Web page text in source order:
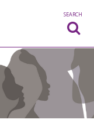
SEARCH